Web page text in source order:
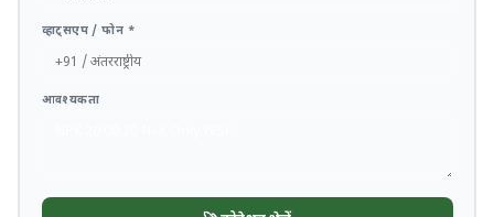
व्हाट्सएप / फोन *
आवश्यकता